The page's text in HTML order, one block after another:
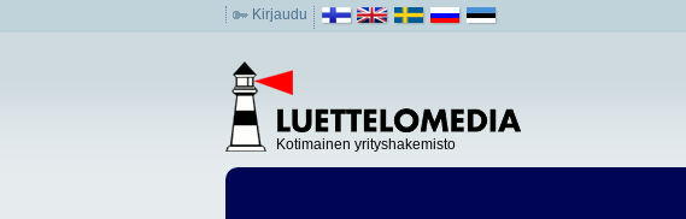
Kirjaudu
Kotimainen yrityshakemisto